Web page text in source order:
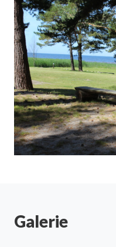
Galerie